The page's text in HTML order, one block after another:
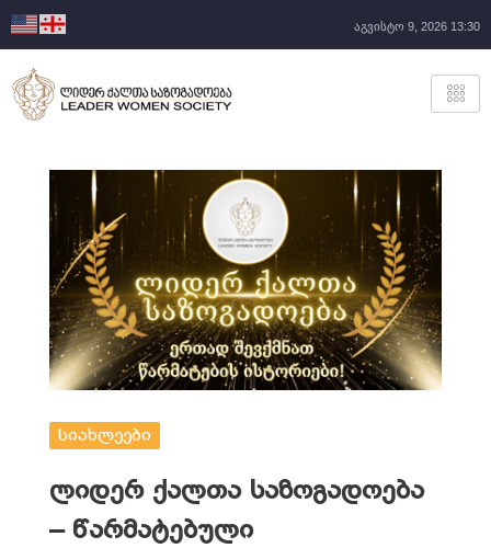
აგვისტო 9, 2026 13:30
სიახლეები
ლიდერ ქალთა საზოგადოება
– წარმატებული